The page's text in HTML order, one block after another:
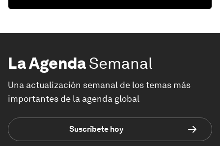
La AgendaSemanal
Una actualización semanal de los temas más
importantes de la agenda global
Suscríbete hoy